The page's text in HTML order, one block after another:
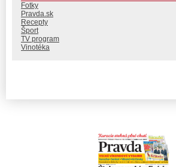
Fotky
Pravda.sk
Recepty
Šport
TV program
Vinotéka